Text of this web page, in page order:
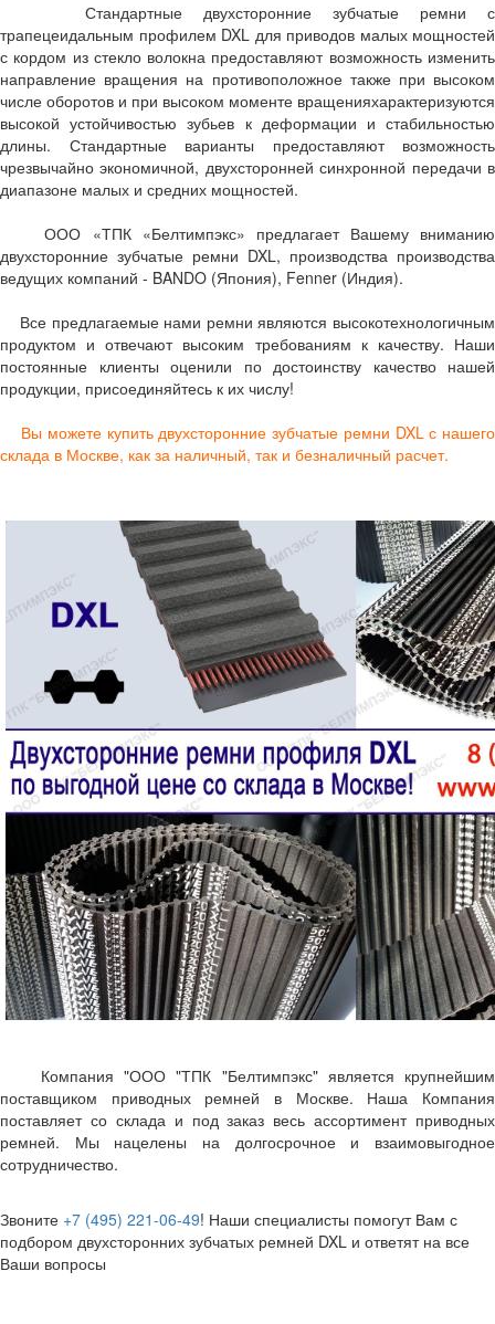
Стандартные двухсторонние зубчатые ремни с
трапецеидальным профилем DXL для приводов малых мощностей
с кордом из стекло волокна предоставляют возможность изменить
направление вращения на противоположное также при высоком
числе оборотов и при высоком моменте вращенияхарактеризуются
высокой устойчивостью зубьев к деформации и стабильностью
длины. Стандартные варианты предоставляют возможность
чрезвычайно экономичной, двухсторонней синхронной передачи в
диапазоне малых и средних мощностей.
ООО «ТПК «Белтимпэкс» предлагает Вашему вниманию
двухсторонние зубчатые ремни DXL, производства производства
ведущих компаний - BANDO (Япония), Fenner (Индия).
Все предлагаемые нами ремни являются высокотехнологичным
продуктом и отвечают высоким требованиям к качеству. Наши
постоянные клиенты оценили по достоинству качество нашей
продукции, присоединяйтесь к их числу!
Вы можете купить двухсторонние зубчатые ремни DXL с нашего
склада в Москве, как за наличный, так и безналичный расчет.
Компания "ООО "ТПК "Белтимпэкс" является крупнейшим
поставщиком приводных ремней в Москве. Наша Компания
поставляет со склада и под заказ весь ассортимент приводных
ремней. Мы нацелены на долгосрочное и взаимовыгодное
сотрудничество.
Звоните +7 (495) 221-06-49! Наши специалисты помогут Вам с
подбором двухсторонних зубчатых ремней DXL и ответят на все
Ваши вопросы